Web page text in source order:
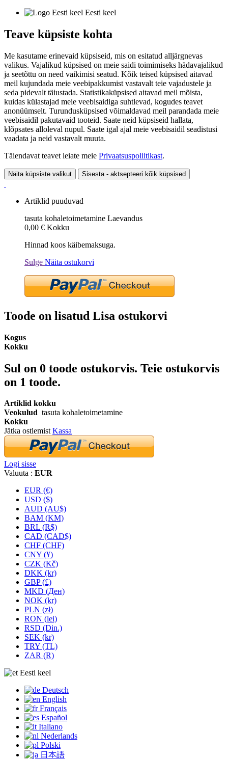
Eesti keel
Teave küpsiste kohta
Me kasutame erinevaid küpsiseid, mis on esitatud alljärgnevas
valikus. Vajalikud küpsised on meie saidi toimimiseks hädavajalikud
ja seetõttu on need vaikimisi seatud. Kõik teised küpsised aitavad
meil kujundada meie veebipakkumist vastavalt teie vajadustele ja
seda pidevalt täiustada. Statistikaküpsised aitavad meil mõista,
kuidas külastajad meie veebisaidiga suhtlevad, kogudes teavet
anonüümselt. Turundusküpsised võimaldavad meil parandada meie
veebisaidil pakutavaid tooteid. Saate neid küpsiseid hallata,
klõpsates alloleval nupul. Saate igal ajal meie veebisaidil seadistusi
vaadata ja neid vastavalt muuta.
Täiendavat teavet leiate meie Privaatsuspoliitikast.
Näita küpsiste valikut Sisesta - aktsepteeri kõik küpsised
Artiklid puuduvad
tasuta kohaletoimetamine Laevandus
0,00 € Kokku
Hinnad koos käibemaksuga.
Sulge Näita ostukorvi
Toode on lisatud Lisa ostukorvi
Kogus
Kokku
Sul on 0 toode ostukorvis. Teie ostukorvis
on 1 toode.
Artiklid kokku
Veokulud tasuta kohaletoimetamine
Kokku
Jätka ostlemistKassa
Logi sisse
Valuuta : EUR
EUR (€)
USD ($)
AUD (AU$)
BAM (KM)
BRL (R$)
CAD (CAD$)
CHF (CHF)
CNY (¥)
CZK (Kč)
DKK (kr)
GBP (£)
MKD (Ден)
NOK (kr)
PLN (zł)
RON (lei)
RSD (Din.)
SEK (kr)
TRY (TL)
ZAR (R)
Eesti keel
Deutsch
English
Français
Español
Italiano
Nederlands
Polski
日本語